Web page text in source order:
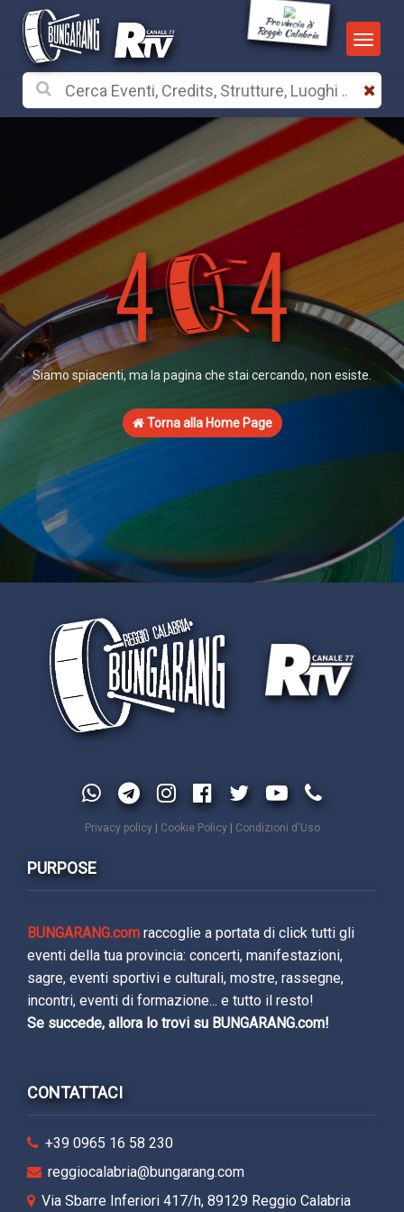
Provincia di
Reggio Calabria
Siamo spiacenti, ma la pagina che stai cercando, non esiste.
Torna alla Home Page
Privacy policy| Cookie Policy| Condizioni d'Uso
PURPOSE
BUNGARANG.com raccoglie a portata di click tutti gli
eventi della tua provincia: concerti, manifestazioni,
sagre, eventi sportivi e culturali, mostre, rassegne,
incontri, eventi di formazione... e tutto il resto!
Se succede, allora lo trovi su BUNGARANG.com!
CONTATTACI
+39 0965 16 58 230
reggiocalabria@bungarang.com
Via Sbarre Inferiori 417/h, 89129 Reggio Calabria